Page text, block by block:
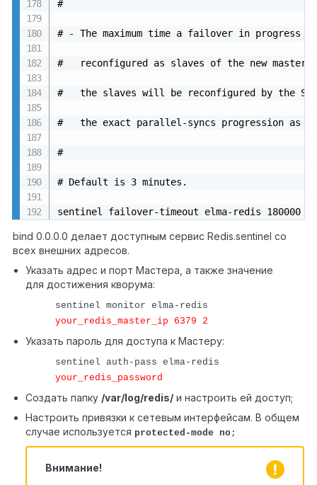
#
# - The maximum time a failover in
#   reconfigured as slaves of the new master.
#   the slaves will be reconfigured by the
#   the exact parallel-syncs progression as
#
# Default is 3 minutes.
sentinel failover-timeout elma-redis 180000
bind 0.0.0.0 делает доступным сервис Redis.sentinel со
всех внешних адресов.
Указать адрес и порт Мастера, а также значение
для достижения кворума:
sentinel monitor elma-redis
your_redis_master_ip 6379 2
Указать пароль для доступа к Мастеру:
sentinel auth-pass elma-redis
your_redis_password
Создать папку /var/log/redis/ и настроить ей доступ;
Настроить привязки к сетевым интерфейсам. В общем
случае используется protected-mode no ;
Внимание!